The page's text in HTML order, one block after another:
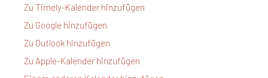
Zu Timely-Kalender hinzufügen
Zu Google hinzufügen
Zu Outlook hinzufügen
Zu Apple-Kalender hinzufügen